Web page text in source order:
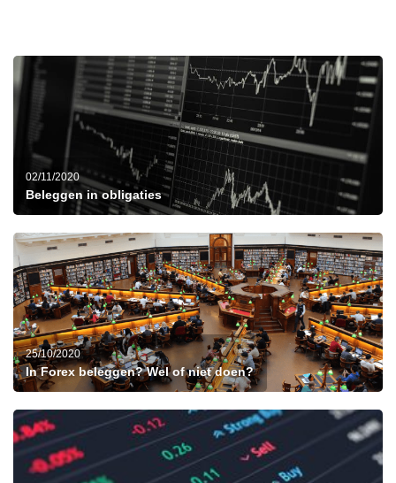
02/11/2020
Beleggen in obligaties
25/10/2020
In Forex beleggen? Wel of niet doen?